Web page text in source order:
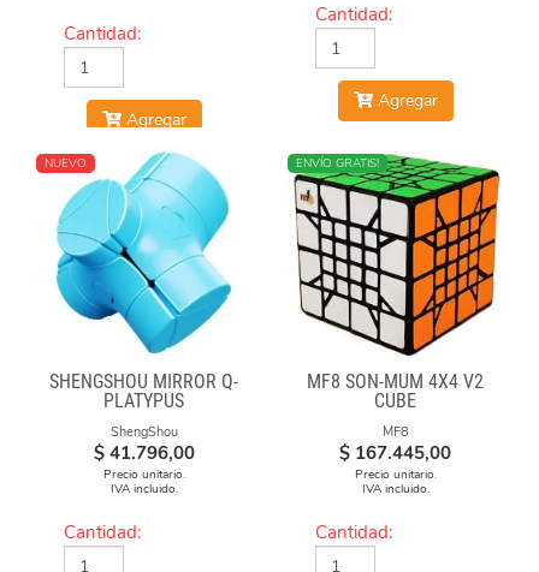
Cantidad:
Agregar
Cantidad:
Agregar
NUEVO
SHENGSHOU MIRROR Q-
PLATYPUS
ShengShou
$ 41.796,00
Precio unitario.
IVA incluido.
Cantidad:
ENVÍO GRATIS!
MF8 SON-MUM 4X4 V2
CUBE
MF8
$ 167.445,00
Precio unitario.
IVA incluido.
Cantidad: